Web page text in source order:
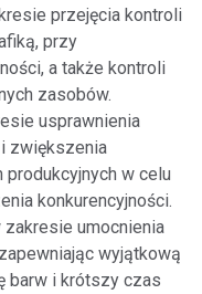
przejęcia kontroli
przy
a także kontroli
zasobów.
usprawnienia
zwiększenia
produkcyjnych w celu
konkurencyjności.
zakresie umocnienia
wyjątkową
barw i krótszy czas